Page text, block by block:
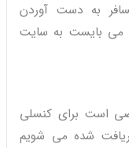
به دست آوردن
می بایست به سایت
است برای کنسلی
شده می شویم